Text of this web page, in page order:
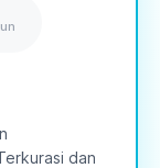
dan